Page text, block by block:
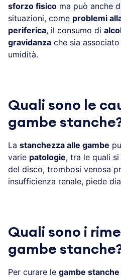
sforzo fisico ma può anche
situazioni, come problemi
periferica, il consumo di
gravidanza che sia
umidità.
Quali sono le
gambe
La stanchezza alle gambe
varie patologie, tra le quali
del disco, trombosi venosa
insufficienza renale, piede
Quali sono i
gambe
Per curare le gambe stanche